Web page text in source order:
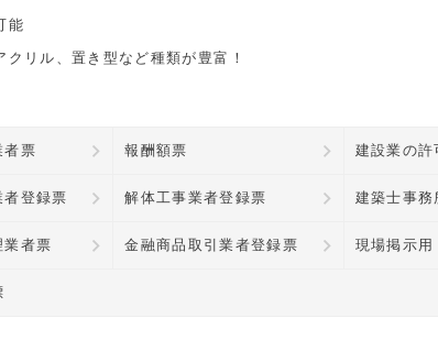
能
クリル、置き型など種類が豊富！
者票 報酬額票 建設業の許
登録票 解体工事業者登録票 建築士事務
業者票 金融商品取引業者登録票 現場掲示用